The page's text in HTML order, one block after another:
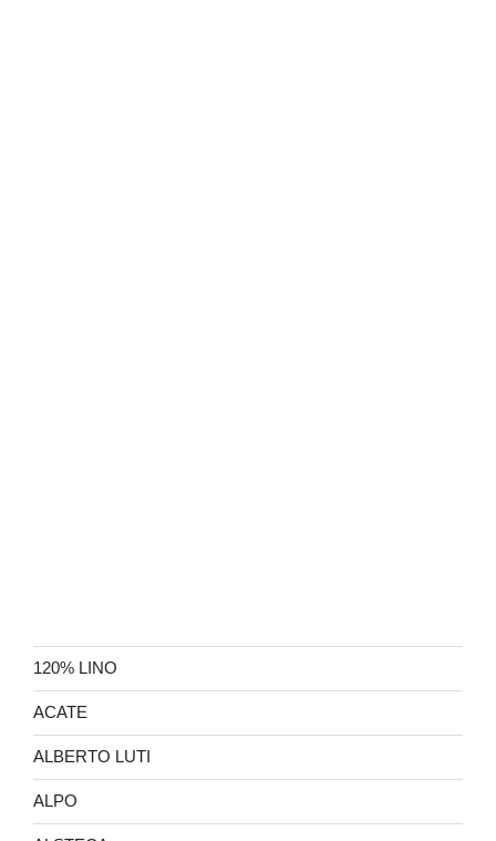
120% LINO
ACATE
ALBERTO LUTI
ALPO